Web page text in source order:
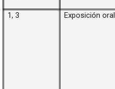
1, 3 Exposición oral